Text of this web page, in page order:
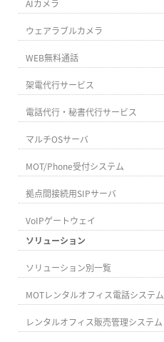
AIカメラ
ウェアラブルカメラ
WEB無料通話
架電代行サービス
電話代行・秘書代行サービス
マルチOSサーバ
MOT/Phone受付システム
拠点間接続用SIPサーバ
VoIPゲートウェイ
ソリューション
ソリューション別一覧
MOTレンタルオフィス電話システム
レンタルオフィス販売管理システム